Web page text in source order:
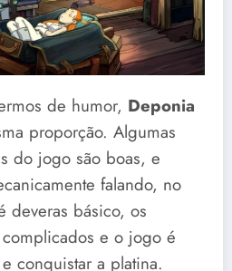
de humor, Deponia
proporção. Algumas
do jogo são boas, e
falando, no
deveras básico, os
e o jogo é
conquistar a platina.